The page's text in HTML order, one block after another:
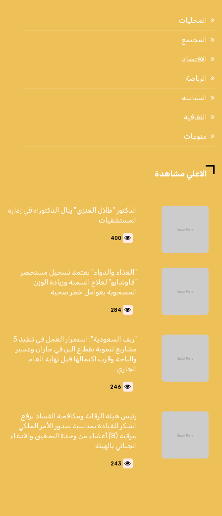
المحليات
المجتمع
الاقتصاد
الرياضة
السياسة
الثقافية
منوعات
الاعلي مشاهدة
الدكتور "طلال العنزي" ينال الدكتوراه في إدارة
المستشفيات
400
"الغذاء والدواء" تعتمد تسجيل مستحضر
"فاوندايو" لعلاج السمنة وزيادة الوزن
المصحوبة بعوامل خطر صحية
284
"ريف السعودية": استمرار العمل في تنفيذ 5
مشاريع تنموية بقطاع البن في جازان وعسير
والباحة وقُرب اكتمالها قبل نهاية العام
الجاري
246
رئيس هيئة الرقابة ومكافحة الفساد يرفع
الشكر للقيادة بمناسبة صدور الأمر الملكي
بترقية (8) أعضاء من وحدة التحقيق والادعاء
الجنائي بالهيئة
243